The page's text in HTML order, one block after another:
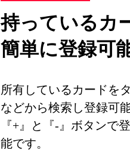
持っているカ
簡単に登録可
所有しているカードを
などから検索し登録可能
『+』と『-』ボタンで
能です。